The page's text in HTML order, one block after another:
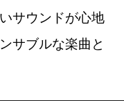
サウンドが心地
サブルな楽曲と